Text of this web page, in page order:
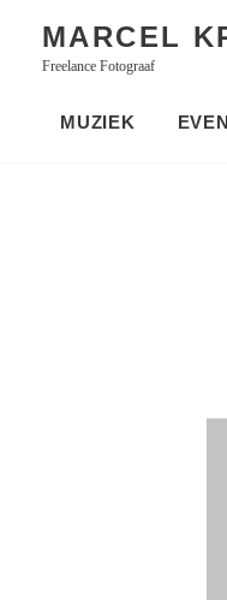
content
MARCEL
Freelance Fotograaf
MUZIEK